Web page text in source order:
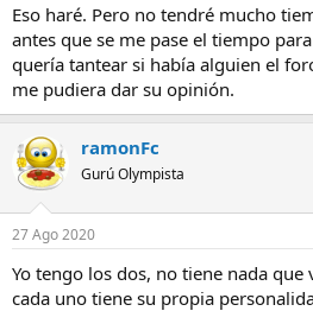
Eso haré. Pero no tendré mucho
antes que se me pase el tiempo
quería tantear si había alguien el
me pudiera dar su opinión.
ramonFc
Gurú Olympista
27 Ago 2020
Yo tengo los dos, no tiene nada
cada uno tiene su propia